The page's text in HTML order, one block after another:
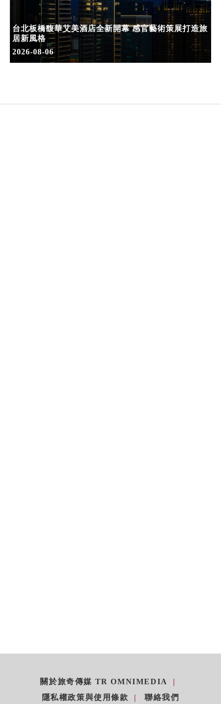
台北板橋馥華艾美酒店全新開幕 感官藝術策展打造旅
居新風格
2026-08-06
關於旅奇傳媒 TR OMNIMEDIA
隱私權政策與使用條款
聯絡我們